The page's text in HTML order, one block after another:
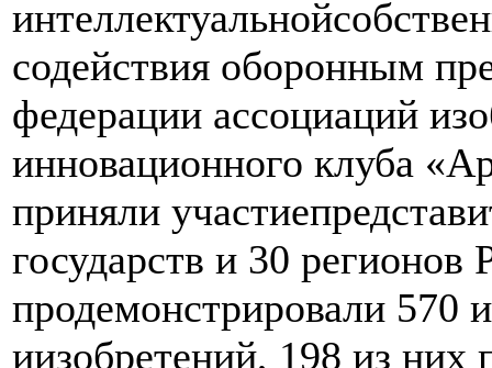
содействия оборонным
федерации ассоциаций
инновационного клуба
приняли
государств и 30
продемонстрировали 570
иизобретений, 198 из них